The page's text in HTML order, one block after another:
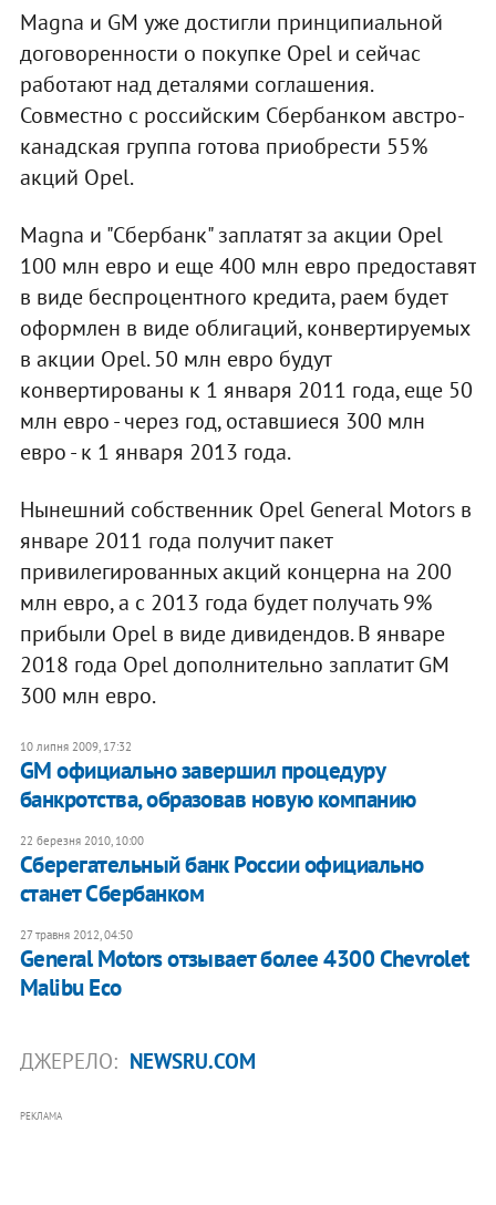
Magna и GM уже достигли принципиальной
договоренности о покупке Opel и сейчас
работают над деталями соглашения.
Совместно с российским Сбербанком австро-
канадская группа готова приобрести 55%
акций Opel.
Magna и "Сбербанк" заплатят за акции Opel
100 млн евро и еще 400 млн евро предоставят
в виде беспроцентного кредита, pаем будет
оформлен в виде облигаций, конвертируемых
в акции Opel. 50 млн евро будут
конвертированы к 1 января 2011 года, еще 50
млн евро - через год, оставшиеся 300 млн
евро - к 1 января 2013 года.
Нынешний собственник Opel General Motors в
январе 2011 года получит пакет
привилегированных акций концерна на 200
млн евро, а с 2013 года будет получать 9%
прибыли Opel в виде дивидендов. В январе
2018 года Opel дополнительно заплатит GM
300 млн евро.
10 липня 2009, 17:32
GM официально завершил процедуру
банкротства, образовав новую компанию
22 березня 2010, 10:00
Сберегательный банк России официально
станет Сбербанком
27 травня 2012, 04:50
General Motors отзывает более 4300 Chevrolet
Malibu Eco
ДЖЕРЕЛО: NEWSRU.COM
РЕКЛАМА